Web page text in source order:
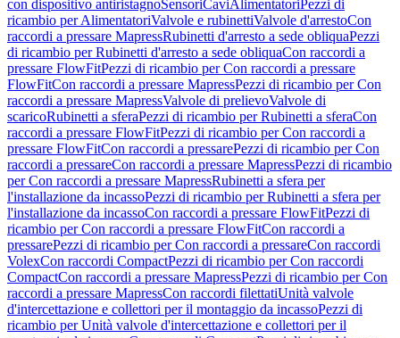
con dispositivo antiristagnoSensoriCaviAlimentatori Pezzi di
ricambio per AlimentatoriValvole e rubinettiValvole d'arrestoCon
raccordi a pressare MapressRubinetti d'arresto a sede obliquaPezzi
di ricambio per Rubinetti d'arresto a sede obliquaCon raccordi a
pressare FlowFitPezzi di ricambio per Con raccordi a pressare
FlowFitCon raccordi a pressare MapressPezzi di ricambio per Con
raccordi a pressare MapressValvole di prelievoValvole di
scaricoRubinetti a sferaPezzi di ricambio per Rubinetti a sferaCon
raccordi a pressare FlowFitPezzi di ricambio per Con raccordi a
pressare FlowFitCon raccordi a pressarePezzi di ricambio per Con
raccordi a pressareCon raccordi a pressare MapressPezzi di ricambio
per Con raccordi a pressare MapressRubinetti a sfera per
l'installazione da incassoPezzi di ricambio per Rubinetti a sfera per
l'installazione da incassoCon raccordi a pressare FlowFitPezzi di
ricambio per Con raccordi a pressare FlowFitCon raccordi a
pressarePezzi di ricambio per Con raccordi a pressareCon raccordi
VolexCon raccordi CompactPezzi di ricambio per Con raccordi
CompactCon raccordi a pressare MapressPezzi di ricambio per Con
raccordi a pressare MapressCon raccordi filettatiUnità valvole
d'intercettazione e collettori per il montaggio da incassoPezzi di
ricambio per Unità valvole d'intercettazione e collettori per il